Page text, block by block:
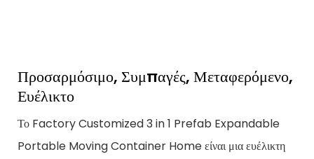
Προσαρμόσιμο, Συμπαγές, Μεταφερόμενο,
Ευέλικτο
Το Factory Customized 3 in 1 Prefab Expandable
Portable Moving Container Home είναι μια ευέλικτη